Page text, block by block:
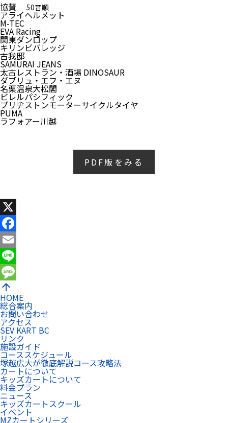
協賛
50音順
アライヘルメット
M-TEC
EVA Racing
関東ダンロップ
キリンビバレッジ
古我邸
SAMURAI JEANS
太古レストラン・酒場 DINOSAUR
ダブリュ・エフ・エヌ
名栗温泉大松閣
ビレルパシフィック
ブリヂストンモーターサイクルタイヤ
PUMA
ラフォアー川越
PDF版をみる
X
Facebook
Email
Line
Message
arrow_upward
HOME
総合案内
お問い合わせ
アクセス
SEV KART BC
リンク
施設ガイド
コーススケジュール
塚越広大が徹底解説コース攻略法
カートについて
キッズカートについて
料金プラン
ニュース
キッズカートスクール
イベント
MZカートシリーズ